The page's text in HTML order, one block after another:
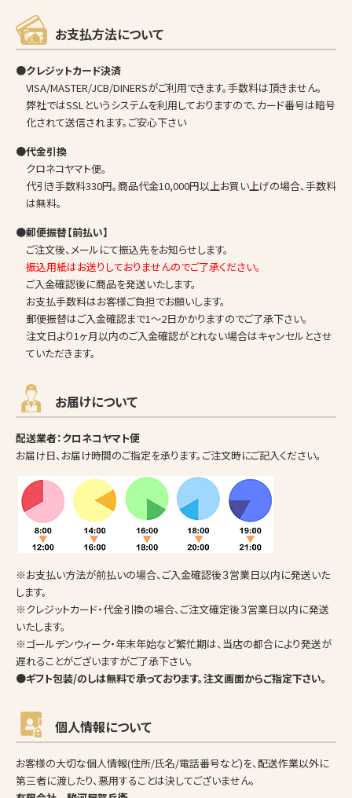
お支払方法について
●クレジットカード決済
VISA/MASTER/JCB/DINERSがご利用できます。手数料は頂きません。
弊社ではSSLというシステムを利用しておりますので、カード番号は暗号
化されて送信されます。ご安心下さい
●代金引換
クロネコヤマト便。
代引き手数料330円。商品代金10,000円以上お買い上げの場合、手数料
は無料。
●郵便振替【前払い】
ご注文後、メールにて振込先をお知らせします。
振込用紙はお送りしておりませんのでご了承ください。
ご入金確認後に商品を発送いたします。
お支払手数料はお客様ご負担でお願いします。
郵便振替はご入金確認まで1～2日かかりますのでご了承下さい。
注文日より1ヶ月以内のご入金確認がとれない場合はキャンセルとさせ
ていただきます。
お届けについて
配送業者：クロネコヤマト便
お届け日、お届け時間のご指定を承ります。ご注文時にご記入ください。
※お支払い方法が前払いの場合、ご入金確認後３営業日以内に発送いた
します。
※クレジットカード・代金引換の場合、ご注文確定後３営業日以内に発送
いたします。
※ゴールデンウィーク・年末年始など繁忙期は、当店の都合により発送が
遅れることがございますがご了承下さい。
●ギフト包装/のしは無料で承っております。注文画面からご指定下さい。
個人情報について
お客様の大切な個人情報(住所/氏名/電話番号など)を、配送作業以外に
第三者に渡したり、悪用することは決してございません。